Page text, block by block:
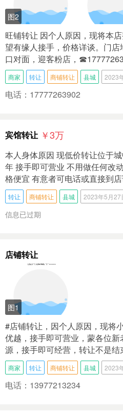
图2
旺铺转让 因个人原因，现将本
望有缘人接手，价格详谈。门
口对面，迎客粉店，
商家 转让 商铺转让 县城 2023
电话：17777263902
宾馆转让 ￥3万
本人身体原因 现低价转让位于
年 接手即可营业 不用做任何改
格便宜 有意者可电话或直接到
转让 商铺转让 县城 2023年5月27
信息已过期
店铺转让
图1
#店铺转让，因个人原因，现将
优越，接手即可营业，蒙各位
源，接手即可经营，转让不是
商家 转让 商铺转让 县城 2023
电话：13977213234